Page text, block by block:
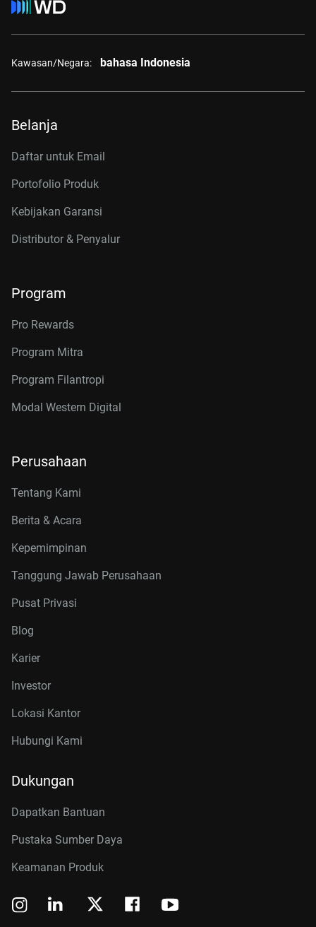
Kawasan/Negara: bahasa Indonesia
Belanja
Daftar untuk Email
Portofolio Produk
Kebijakan Garansi
Distributor & Penyalur
Program
Pro Rewards
Program Mitra
Program Filantropi
Modal Western Digital
Perusahaan
Tentang Kami
Berita & Acara
Kepemimpinan
Tanggung Jawab Perusahaan
Pusat Privasi
Blog
Karier
Investor
Lokasi Kantor
Hubungi Kami
Dukungan
Dapatkan Bantuan
Pustaka Sumber Daya
Keamanan Produk